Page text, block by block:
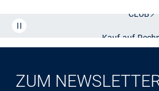
CLUB
Kauf auf
ZUM